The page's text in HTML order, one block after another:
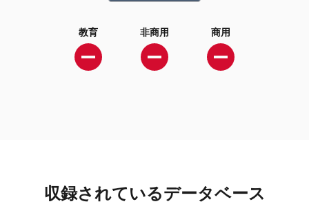
教育 非商用 商用
収録されているデータベース